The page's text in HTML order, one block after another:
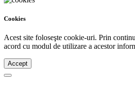
Cookies
Acest site foloseşte cookie-uri. Prin
acord cu modul de utilizare a acestor
Accept